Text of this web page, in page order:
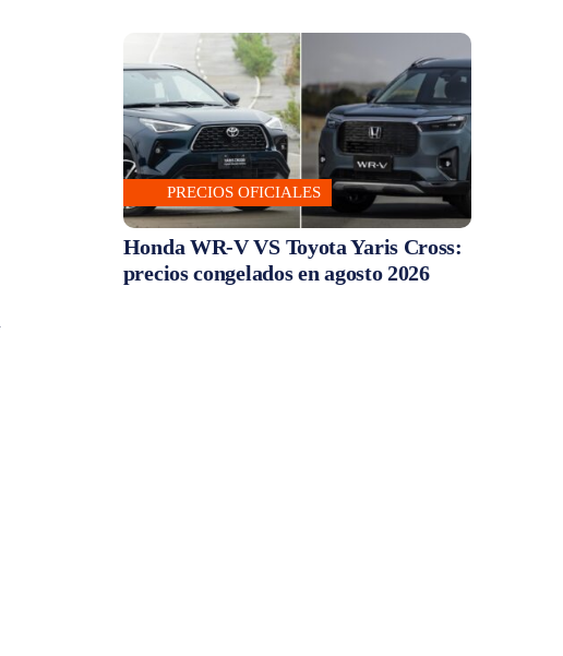
PRECIOS OFICIALES
Honda WR-V VS Toyota Yaris Cross:
precios congelados en agosto 2026